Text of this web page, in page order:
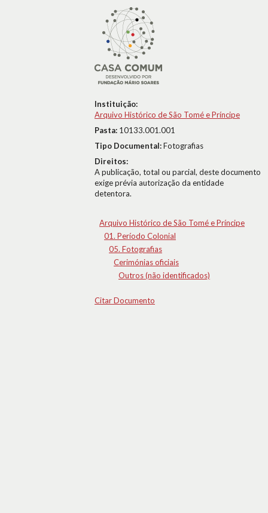
Instituição:
Arquivo Histórico de São Tomé e Príncipe
Pasta: 10133.001.001
Tipo Documental:Fotografias
Direitos:
A publicação, total ou parcial, deste documento
exige prévia autorização da entidade
detentora.
Arquivo Histórico de São Tomé e Príncipe
01. Período Colonial
05. Fotografias
Cerimónias oficiais
Outros (não identificados)
Citar Documento